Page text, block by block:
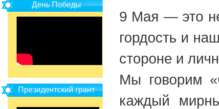
День Победы
Президентский грант
9 Мая — это
гордость и
стороне и
Мы говорим
каждый